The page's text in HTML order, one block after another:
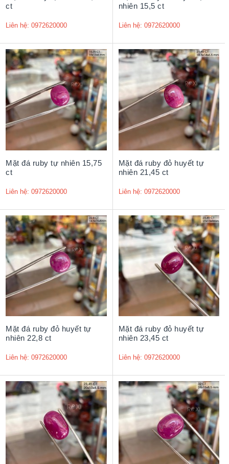
ct
Liên hệ: 0972620000
nhiên 15,5 ct
Liên hệ: 0972620000
Mặt đá ruby tự nhiên 15,75
ct
Liên hệ: 0972620000
Mặt đá ruby đỏ huyết tự
nhiên 21,45 ct
Liên hệ: 0972620000
Mặt đá ruby đỏ huyết tự
nhiên 22,8 ct
Liên hệ: 0972620000
Mặt đá ruby đỏ huyết tự
nhiên 23,45 ct
Liên hệ: 0972620000